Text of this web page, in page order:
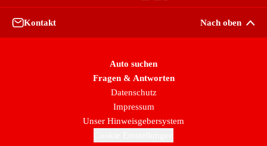
Besuche
Besuche
Besuche
Kontakt Nach oben
Auto suchen
Fragen & Antworten
Datenschutz
Impressum
Unser Hinweisgebersystem